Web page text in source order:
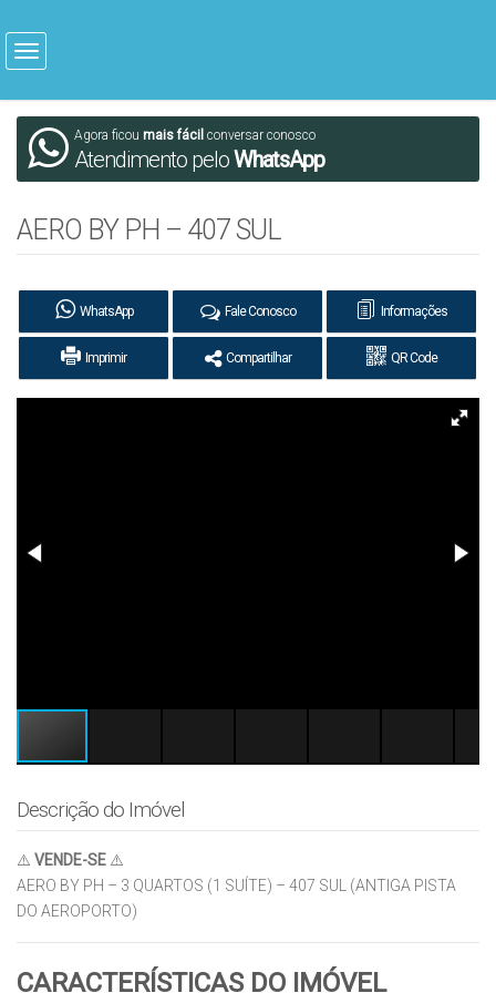
Agora ficou mais fácil conversar conosco
Atendimento peloWhatsApp
AERO BY PH – 407 SUL
WhatsApp Fale Conosco Informações
Imprimir Compartilhar QR Code
Descrição do Imóvel
⚠️ VENDE-SE ⚠️
AERO BY PH – 3 QUARTOS (1 SUÍTE) – 407 SUL (ANTIGA PISTA
DO AEROPORTO)
CARACTERÍSTICAS DO IMÓVEL